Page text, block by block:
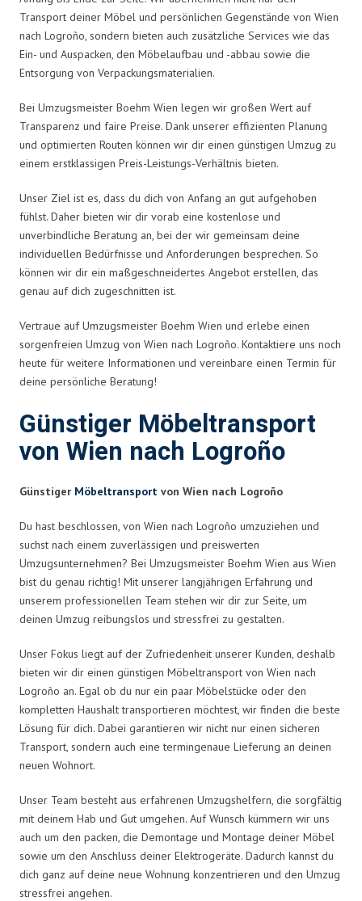
Transport deiner Möbel und persönlichen Gegenstände von Wien
nach Logroño, sondern bieten auch zusätzliche Services wie das
Ein- und Auspacken, den Möbelaufbau und -abbau sowie die
Entsorgung von Verpackungsmaterialien.
Bei Umzugsmeister Boehm Wien legen wir großen Wert auf
Transparenz und faire Preise. Dank unserer effizienten Planung
und optimierten Routen können wir dir einen günstigen Umzug zu
einem erstklassigen Preis-Leistungs-Verhältnis bieten.
Unser Ziel ist es, dass du dich von Anfang an gut aufgehoben
fühlst. Daher bieten wir dir vorab eine kostenlose und
unverbindliche Beratung an, bei der wir gemeinsam deine
individuellen Bedürfnisse und Anforderungen besprechen. So
können wir dir ein maßgeschneidertes Angebot erstellen, das
genau auf dich zugeschnitten ist.
Vertraue auf Umzugsmeister Boehm Wien und erlebe einen
sorgenfreien Umzug von Wien nach Logroño. Kontaktiere uns noch
heute für weitere Informationen und vereinbare einen Termin für
deine persönliche Beratung!
Günstiger Möbeltransport
von Wien nach Logroño
Günstiger Möbeltransport von Wien nach Logroño
Du hast beschlossen, von Wien nach Logroño umzuziehen und
suchst nach einem zuverlässigen und preiswerten
Umzugsunternehmen? Bei Umzugsmeister Boehm Wien aus Wien
bist du genau richtig! Mit unserer langjährigen Erfahrung und
unserem professionellen Team stehen wir dir zur Seite, um
deinen Umzug reibungslos und stressfrei zu gestalten.
Unser Fokus liegt auf der Zufriedenheit unserer Kunden, deshalb
bieten wir dir einen günstigen Möbeltransport von Wien nach
Logroño an. Egal ob du nur ein paar Möbelstücke oder den
kompletten Haushalt transportieren möchtest, wir finden die beste
Lösung für dich. Dabei garantieren wir nicht nur einen sicheren
Transport, sondern auch eine termingenaue Lieferung an deinen
neuen Wohnort.
Unser Team besteht aus erfahrenen Umzugshelfern, die sorgfältig
mit deinem Hab und Gut umgehen. Auf Wunsch kümmern wir uns
auch um den packen, die Demontage und Montage deiner Möbel
sowie um den Anschluss deiner Elektrogeräte. Dadurch kannst du
dich ganz auf deine neue Wohnung konzentrieren und den Umzug
stressfrei angehen.